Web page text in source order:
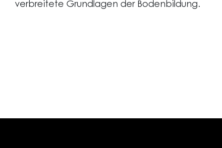
verbreitete Grundlagen der Bodenbildung.